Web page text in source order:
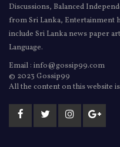
Discussions, Balanced
from Sri Lanka, Entertainment
include Sri Lanka news paper
Language.
Email : info@gossip99.com
© 2023 Gossip99
All the content on this website